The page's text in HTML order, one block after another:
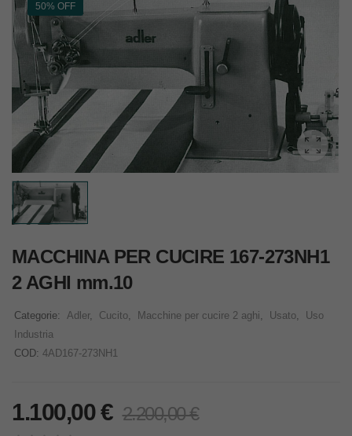
50% OFF
MACCHINA PER CUCIRE 167-273NH1
2 AGHI mm.10
Categorie: Adler, Cucito Macchine per cucire 2 aghi Usato
Uso
Industria
COD: 4AD167-273NH1
1.100,00€ 2.200,00€